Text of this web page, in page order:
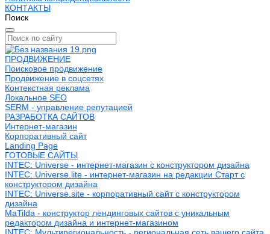
КОНТАКТЫ
Поиск
ПРОДВИЖЕНИЕ
Поисковое продвижение
Продвижение в соцсетях
Контекстная реклама
Локальное SEO
SERM - управление репутацией
РАЗРАБОТКА САЙТОВ
Интернет-магазин
Корпоративный сайт
Landing Page
ГОТОВЫЕ САЙТЫ
INTEC: Universe - интернет-магазин с конструктором дизайна
INTEC: Universe.lite - интернет-магазин на редакции Старт с
конструктором дизайна
INTEC: Universe.site - корпоративный сайт с конструктором
дизайна
MaTilda - конструктор лендинговых сайтов с уникальным
редактором дизайна и интернет-магазином